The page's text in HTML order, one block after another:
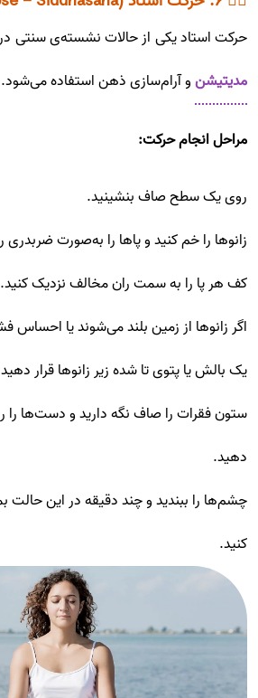
حرکت استاد یکی از حالات نشسته‌ی سنتی
مدیتیشنو آرام‌سازی ذهن استفاده
مراحل انجام حرکت:
روی یک سطح صاف بنشینید.
زانوها را خم کنید و پاها را به‌صورت
کف هر پا را به سمت ران مخالف نزدیک کنید.
اگر زانوها از زمین بلند می‌شوند یا احساس
یک بالش یا پتوی تا شده زیر زانوها قرار
ستون فقرات را صاف نگه دارید و دست‌ها را
دهید.
چشم‌ها را ببندید و چند دقیقه در این حالت
کنید.